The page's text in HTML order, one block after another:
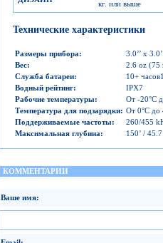
кг. или выше
Технические характеристики
Размеры прибора:
3.0’’ x
Вес:
2.6 oz (75
Служба батареи:
10+
Водный рейтинг:
IPX7
Рабочие температуры:
От -20°C
Температура для подзарядки: От 0°C до
Поддерживаемые частоты:
260/455
Максимальная глубина: 150’ /
КОММЕНТАРИИ
Ваше имя: